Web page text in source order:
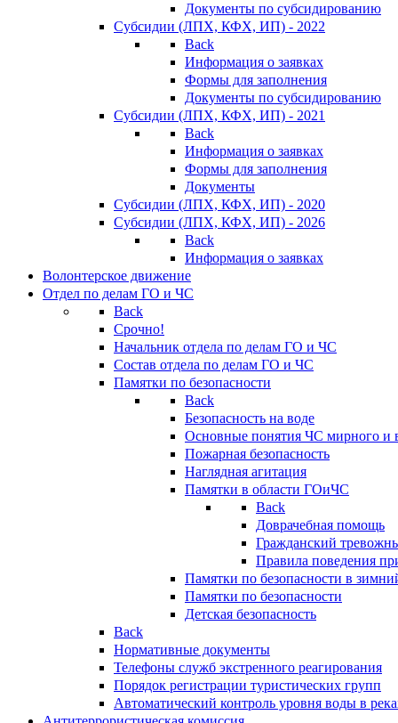
Документы по субсидированию
Субсидии (ЛПХ, КФХ, ИП) - 2022
Back
Информация о заявках
Формы для заполнения
Документы по субсидированию
Субсидии (ЛПХ, КФХ, ИП) - 2021
Back
Информация о заявках
Формы для заполнения
Документы
Субсидии (ЛПХ, КФХ, ИП) - 2020
Субсидии (ЛПХ, КФХ, ИП) - 2026
Back
Информация о заявках
Волонтерское движение
Отдел по делам ГО и ЧС
Back
Срочно!
Начальник отдела по делам ГО и ЧС
Состав отдела по делам ГО и ЧС
Памятки по безопасности
Back
Безопасность на воде
Основные понятия ЧС мирного и
Пожарная безопасность
Наглядная агитация
Памятки в области ГОиЧС
Back
Доврачебная помощь
Гражданский
Правила поведения
Памятки по безопасности в
Памятки по безопасности
Детская безопасность
Back
Нормативные документы
Телефоны служб экстренного реагирования
Порядок регистрации туристических групп
Автоматический контроль уровня воды в